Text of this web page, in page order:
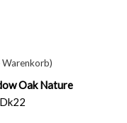
Warenkorb)
Oak Nature